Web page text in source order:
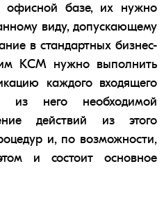
базе, их нужно
виду, допускающему
в стандартных бизнес-
КСМ нужно выполнить
каждого входящего
из него необходимой
действий из этого
и, по возможности,
и состоит основное